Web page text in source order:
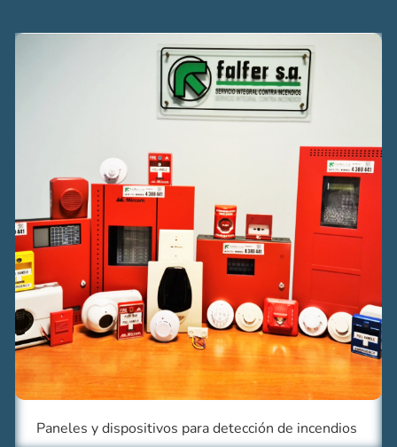
Paneles y dispositivos para detección de incendios​